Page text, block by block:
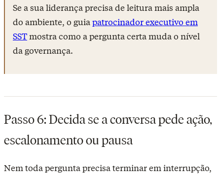
Se a sua liderança precisa de leitura mais ampla
do ambiente, o guiapatrocinador executivo em
SSTmostra como a pergunta certa muda o nível
da governança.
Passo 6: Decida se a conversa pede ação,
escalonamento ou pausa
Nem toda pergunta precisa terminar em interrupção,